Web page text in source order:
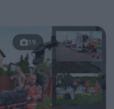
19